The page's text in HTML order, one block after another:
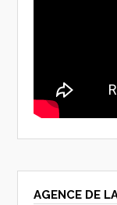
AGENCE DE